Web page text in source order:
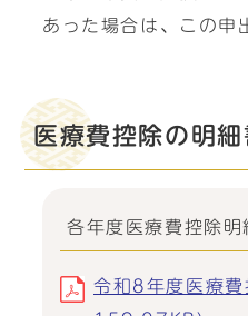
あった場合は、この申
医療費控除の明細
各年度医療費控除明
令和8年度医療